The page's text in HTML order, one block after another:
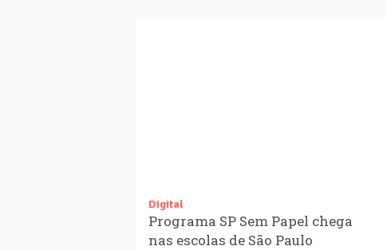
Digital
Programa SP Sem Papel chega
nas escolas de São Paulo